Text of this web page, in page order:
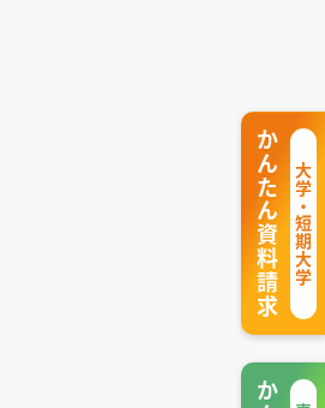
大学・短期大学
かんたん資料請求